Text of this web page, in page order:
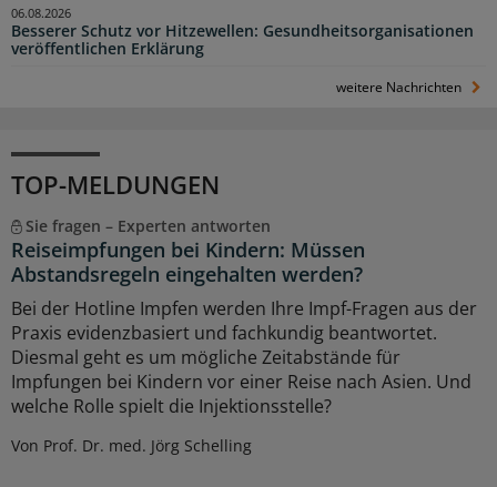
Besserer Schutz vor Hitzewellen: Gesundheitsorganisationen
veröffentlichen Erklärung
06.08.2026
weitere Nachrichten
TOP-MELDUNGEN
Sie fragen – Experten antworten
Reiseimpfungen bei Kindern: Müssen
Abstandsregeln eingehalten werden?
Bei der Hotline Impfen werden Ihre Impf-Fragen aus der
Praxis evidenzbasiert und fachkundig beantwortet.
Diesmal geht es um mögliche Zeitabstände für
Impfungen bei Kindern vor einer Reise nach Asien. Und
welche Rolle spielt die Injektionsstelle?
Von Prof. Dr. med. Jörg Schelling